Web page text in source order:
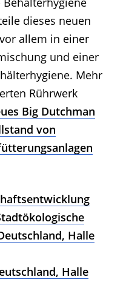
dieses neuen
allem in einer
und einer
Mehr
Rührwerk
Big Dutchman
von
Halle
Halle